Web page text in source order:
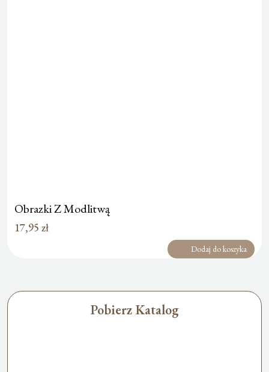
Obrazki Z Modlitwą
17,95 zł
Dodaj do koszyka
Pobierz Katalog